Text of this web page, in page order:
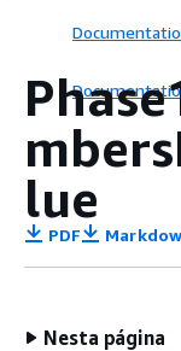
lue
PDF
Nesta página